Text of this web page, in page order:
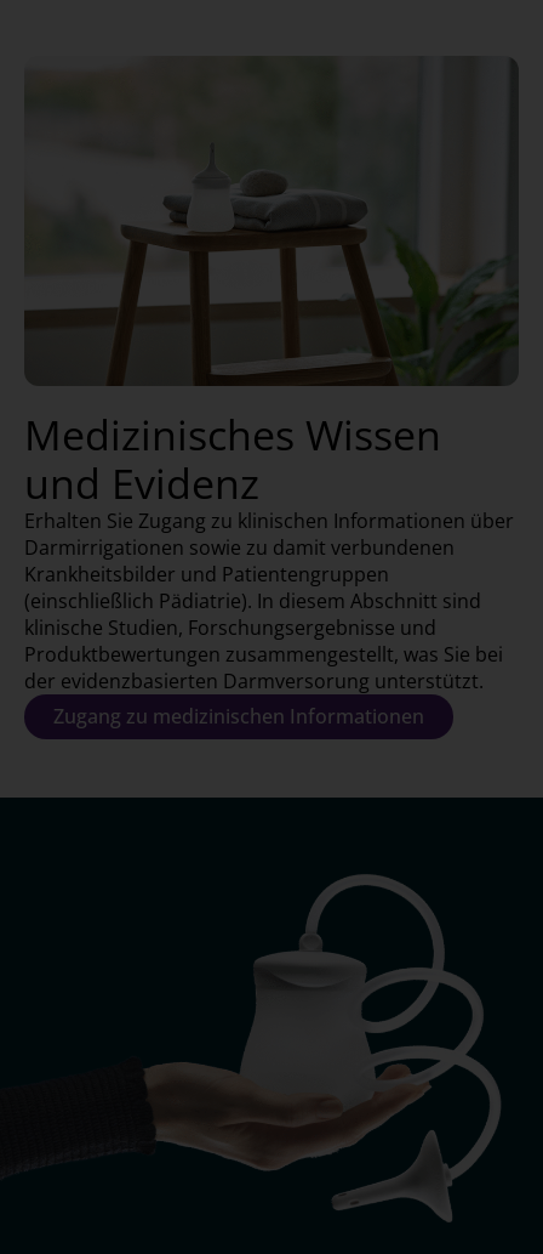
Medizinisches Wissen
und Evidenz
Erhalten Sie Zugang zu klinischen Informationen über
Darmirrigationen sowie zu damit verbundenen
Krankheitsbilder und Patientengruppen
(einschließlich Pädiatrie). In diesem Abschnitt sind
klinische Studien, Forschungsergebnisse und
Produktbewertungen zusammengestellt, was Sie bei
der evidenzbasierten Darmversorung unterstützt.
Zugang zu medizinischen Informationen